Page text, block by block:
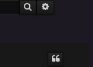
Rechercher